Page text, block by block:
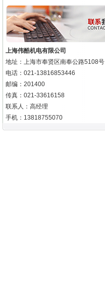
上海伟酷机电有限公司
地址：上海市奉贤区南奉公路5108号
电话：021-13816853446
邮编：201400
传真：021-33616158
联系人：高经理
手机：13818755070